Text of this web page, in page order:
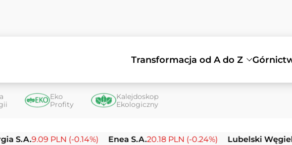
Transformacja od A do Z
Eko
Profity
Kalejdoskop
Ekologiczny
9.09 PLN (-0.14%) Enea S.A.20.18 PLN (-0.24%) Lubelski Węgiel